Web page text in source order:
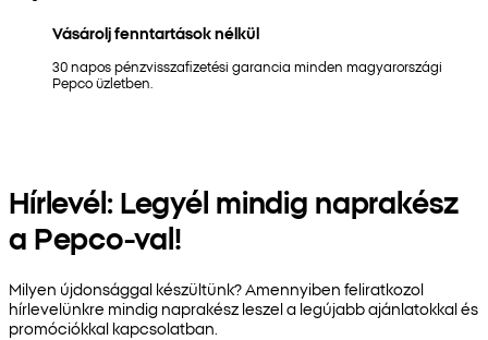
Vásárolj fenntartások nélkül
30 napos pénzvisszafizetési garancia minden magyarországi
Pepco üzletben.
Hírlevél: Legyél mindig naprakész
a Pepco-val!
Milyen újdonsággal készültünk? Amennyiben feliratkozol
hírlevelünkre mindig naprakész leszel a legújabb ajánlatokkal és
promóciókkal kapcsolatban.